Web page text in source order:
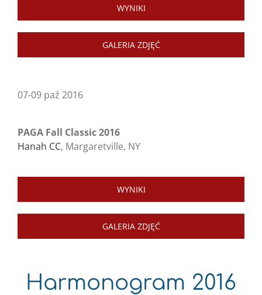
WYNIKI
GALERIA ZDJĘĆ
07-09 paź 2016
PAGA Fall Classic 2016
Hanah CC, Margaretville, NY
WYNIKI
GALERIA ZDJĘĆ
Harmonogram 2016